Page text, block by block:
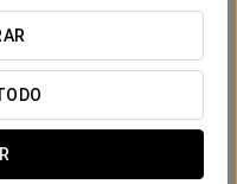
adaptarse a tu
hemos creado esta
eficiencia y comodidad.